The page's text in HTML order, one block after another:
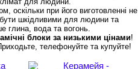
оскільки при його виготовленні не
бути шкідливими для людини та
глина, вода та вогонь.
блоки за низькими цінами!
телефонуйте та купуйте!